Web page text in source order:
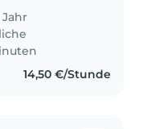
in crafts,chaos
in
feed
Jahr
14,50 €/Stunde